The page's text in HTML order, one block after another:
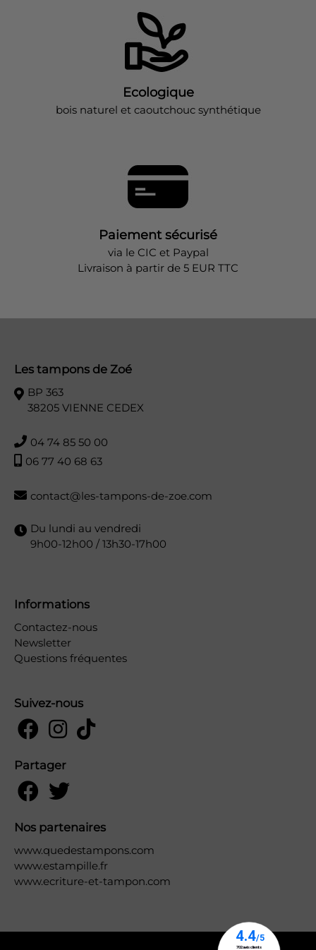
Ecologique
bois naturel et caoutchouc synthétique
Paiement sécurisé
via le CIC et Paypal
Livraison à partir de 5 EUR TTC
Les tampons de Zoé
BP 363
38205 VIENNE CEDEX
04 74 85 50 00
06 77 40 68 63
contact@les-tampons-de-zoe.com
Du lundi au vendredi
9h00-12h00 / 13h30-17h00
Informations
Contactez-nous
Newsletter
Questions fréquentes
Suivez-nous
Partager
Nos partenaires
www.quedestampons.com
www.estampille.fr
www.ecriture-et-tampon.com